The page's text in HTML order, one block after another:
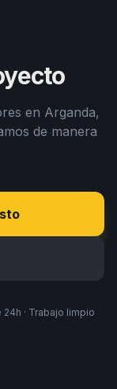
en Arganda,
de manera
· Trabajo limpio